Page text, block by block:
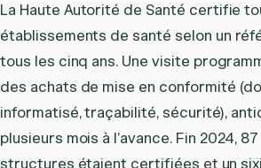
La Haute Autorité de Santé certifie
établissements de santé selon un
tous les cinq ans. Une visite
des achats de mise en conformité
informatisé, traçabilité, sécurité),
plusieurs mois à l’avance. Fin 2024,
structures étaient certifiées et un